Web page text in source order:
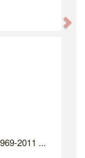
2011 ...